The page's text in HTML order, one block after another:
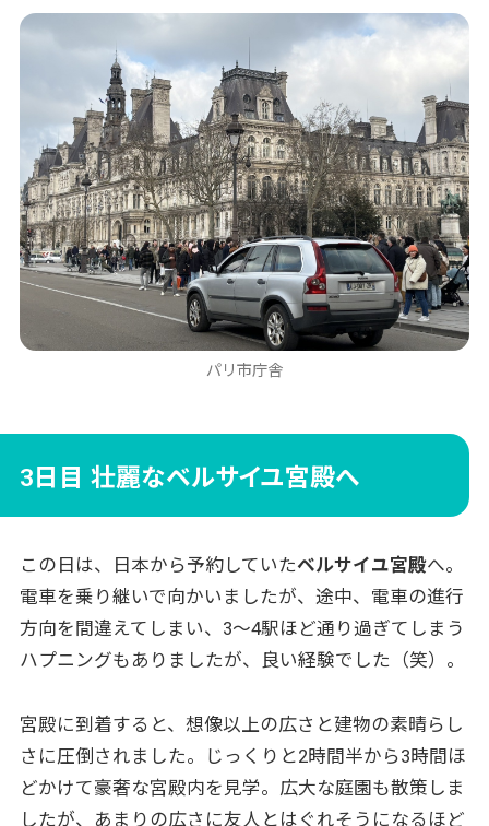
パリ市庁舎
3日目 壮麗なベルサイユ宮殿へ
この日は、日本から予約していたベルサイユ宮殿へ。
電車を乗り継いで向かいましたが、途中、電車の進行
方向を間違えてしまい、3〜4駅ほど通り過ぎてしまう
ハプニングもありましたが、良い経験でした（笑）。
宮殿に到着すると、想像以上の広さと建物の素晴らし
さに圧倒されました。じっくりと2時間半から3時間ほ
どかけて豪奢な宮殿内を見学。広大な庭園も散策しま
したが、あまりの広さに友人とはぐれそうになるほど